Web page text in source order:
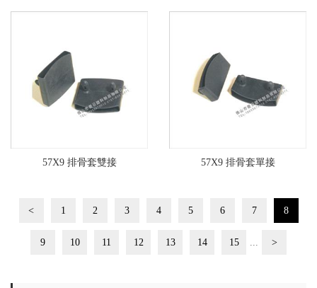
57X9 排骨套雙接 57X9 排骨套單接
< 1 2 3 4 5 6 7 8
9 10 11 12 13 14 15 >